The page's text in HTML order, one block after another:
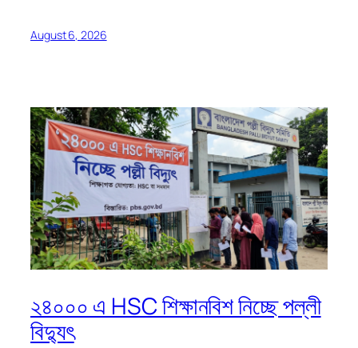
August 6, 2026
২৪০০০ এ HSC শিক্ষানবিশ নিচ্ছে পল্লী
বিদ্যুৎ